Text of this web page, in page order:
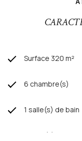
Surface 320 m²
6 chambre(s)
1 salle(s) de bain
3 salle(s) d'eau